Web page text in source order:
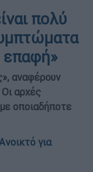
πολύ
επαφή»
αναφέρουν
αρχές
οποιαδήποτε
για